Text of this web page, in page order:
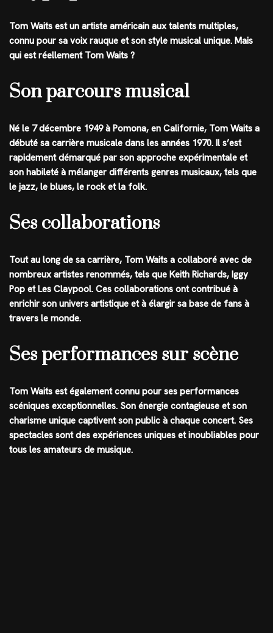
Tom Waits est un artiste américain aux talents multiples,
connu pour sa voix rauque et son style musical unique. Mais
qui est réellement Tom Waits ?
Son parcours musical
Né le 7 décembre 1949 à Pomona, en Californie, Tom Waits a
débuté sa carrière musicale dans les années 1970. Il s’est
rapidement démarqué par son approche expérimentale et
son habileté à mélanger différents genres musicaux, tels que
le jazz, le blues, le rock et la folk.
Ses collaborations
Tout au long de sa carrière, Tom Waits a collaboré avec de
nombreux artistes renommés, tels que Keith Richards, Iggy
Pop et Les Claypool. Ces collaborations ont contribué à
enrichir son univers artistique et à élargir sa base de fans à
travers le monde.
Ses performances sur scène
Tom Waits est également connu pour ses performances
scéniques exceptionnelles. Son énergie contagieuse et son
charisme unique captivent son public à chaque concert. Ses
spectacles sont des expériences uniques et inoubliables pour
tous les amateurs de musique.